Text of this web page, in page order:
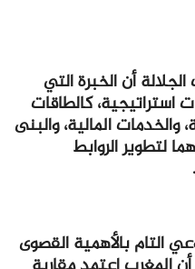
أن الخبرة التي
كالطاقات
والخدمات المالية، والبنى
لتطوير الروابط
التام بالأهمية القصوى